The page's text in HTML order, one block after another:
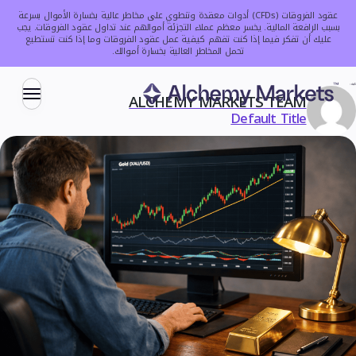
عقود الفروقات (CFDs) أدوات معقدة وتنطوي على مخاطر عالية بخسارة الأموال بسرعة
بسبب الرافعة المالية. يخسر معظم عملاء التجزئة أموالهم عند تداول عقود الفروقات. يجب
عليك أن تفكر فيما إذا كنت تفهم كيفية عمل عقود الفروقات وما إذا كنت تستطيع
تحمل المخاطر العالية بخسارة أموالك.
التداول
الأسواق
العملات
المؤشرات
الأسهم
السلع
العملات الرقمية
صناديق الاستثمار المتداولة
كتبه:
ALCHEMY MARKETS TEAM
Default Title